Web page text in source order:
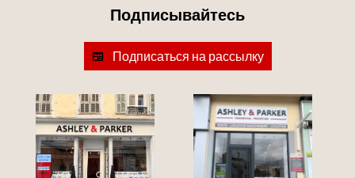
Подписывайтесь
Подписаться на рассылку